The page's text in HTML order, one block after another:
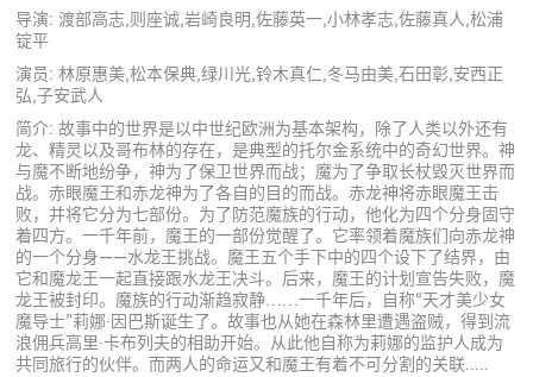
导演: 渡部高志,则座诚,岩崎良明,佐藤英一,小林孝志,佐藤真人,松浦
锭平
演员: 林原惠美,松本保典,绿川光,铃木真仁,冬马由美,石田彰,安西正
弘,子安武人
简介: 故事中的世界是以中世纪欧洲为基本架构，除了人类以外还有
龙、精灵以及哥布林的存在，是典型的托尔金系统中的奇幻世界。神
与魔不断地纷争，神为了保卫世界而战；魔为了争取长杖毁灭世界而
战。赤眼魔王和赤龙神为了各自的目的而战。赤龙神将赤眼魔王击
败，并将它分为七部份。为了防范魔族的行动，他化为四个分身固守
着四方。一千年前，魔王的一部份觉醒了。它率领着魔族们向赤龙神
的一个分身——水龙王挑战。魔王五个手下中的四个设下了结界，由
它和魔龙王一起直接跟水龙王决斗。后来，魔王的计划宣告失败，魔
龙王被封印。魔族的行动渐趋寂静……一千年后，自称“天才美少女
魔导士”莉娜·因巴斯诞生了。故事也从她在森林里遭遇盗贼，得到流
浪佣兵高里·卡布列夫的相助开始。从此他自称为莉娜的监护人成为
共同旅行的伙伴。而两人的命运又和魔王有着不可分割的关联.....